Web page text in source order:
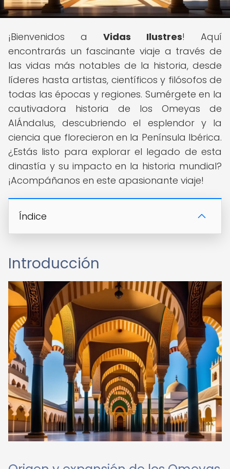
¡Bienvenidos a Vidas Ilustres! Aquí
encontrarás un fascinante viaje a través de
las vidas más notables de la historia, desde
líderes hasta artistas, científicos y filósofos de
todas las épocas y regiones. Sumérgete en la
cautivadora historia de los Omeyas de
AlÁndalus, descubriendo el esplendor y la
ciencia que florecieron en la Península Ibérica.
¿Estás listo para explorar el legado de esta
dinastía y su impacto en la historia mundial?
¡Acompáñanos en este apasionante viaje!
Índice
Introducción